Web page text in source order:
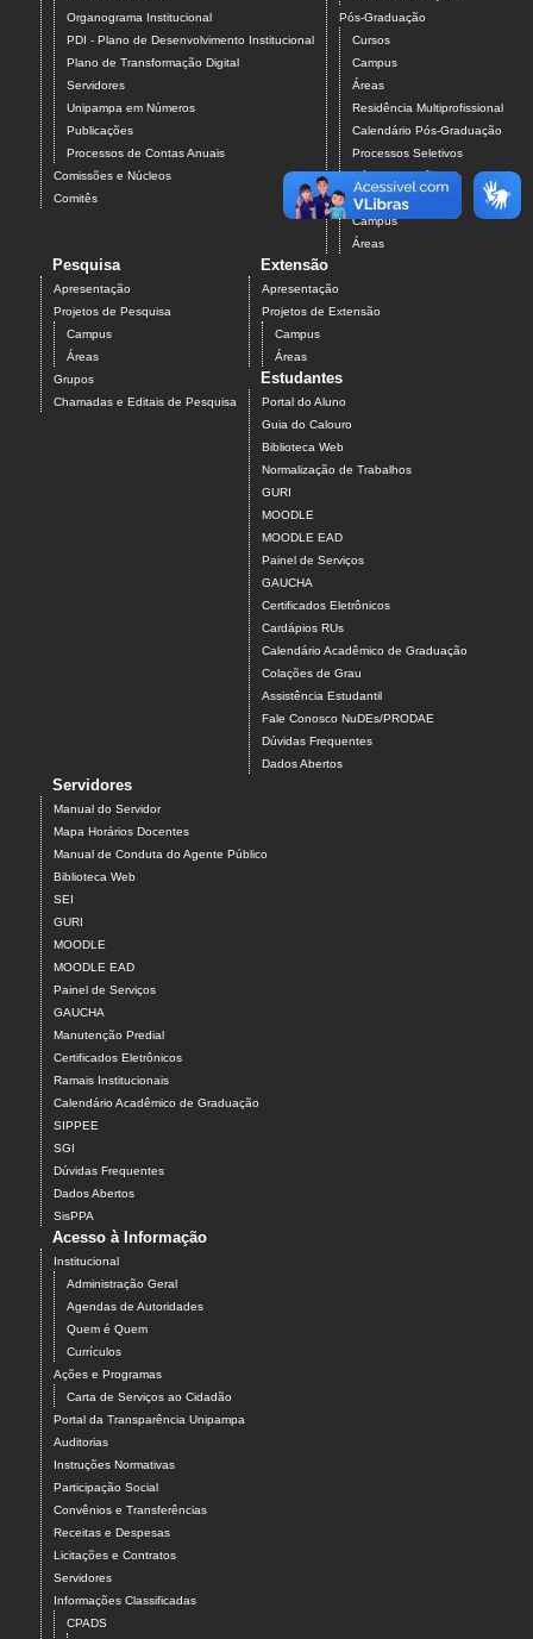
Organograma Institucional
PDI - Plano de Desenvolvimento Institucional
Plano de Transformação Digital
Servidores
Unipampa em Números
Publicações
Processos de Contas Anuais
Comissões e Núcleos
Comitês
Pós-Graduação
Cursos
Campus
Áreas
Residência Multiprofissional
Calendário Pós-Graduação
Processos Seletivos
Pós-Graduação
Projetos
Campus
Áreas
Pesquisa
Apresentação
Projetos de Pesquisa
Campus
Áreas
Grupos
Chamadas e Editais de Pesquisa
Extensão
Apresentação
Projetos de Extensão
Campus
Áreas
Estudantes
Portal do Aluno
Guia do Calouro
Biblioteca Web
Normalização de Trabalhos
GURI
MOODLE
MOODLE EAD
Painel de Serviços
GAUCHA
Certificados Eletrônicos
Cardápios RUs
Calendário Acadêmico de Graduação
Colações de Grau
Assistência Estudantil
Fale Conosco NuDEs/PRODAE
Dúvidas Frequentes
Dados Abertos
Servidores
Manual do Servidor
Mapa Horários Docentes
Manual de Conduta do Agente Público
Biblioteca Web
SEI
GURI
MOODLE
MOODLE EAD
Painel de Serviços
GAUCHA
Manutenção Predial
Certificados Eletrônicos
Ramais Institucionais
Calendário Acadêmico de Graduação
SIPPEE
SGI
Dúvidas Frequentes
Dados Abertos
SisPPA
Acesso à Informação
Institucional
Administração Geral
Agendas de Autoridades
Quem é Quem
Currículos
Ações e Programas
Carta de Serviços ao Cidadão
Portal da Transparência Unipampa
Auditorias
Instruções Normativas
Participação Social
Convênios e Transferências
Receitas e Despesas
Licitações e Contratos
Servidores
Informações Classificadas
CPADS